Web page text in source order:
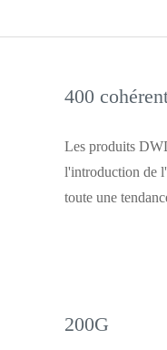
400
Les produits
l'introduction de
toute une
200G